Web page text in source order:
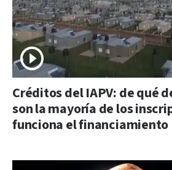
Créditos del IAPV: de qué
son la mayoría de los
funciona el financiamiento